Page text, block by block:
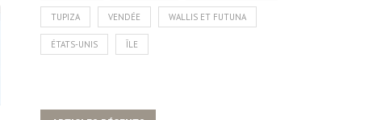
TUPIZA VENDÉE WALLIS ET FUTUNA
ÉTATS-UNIS ÎLE